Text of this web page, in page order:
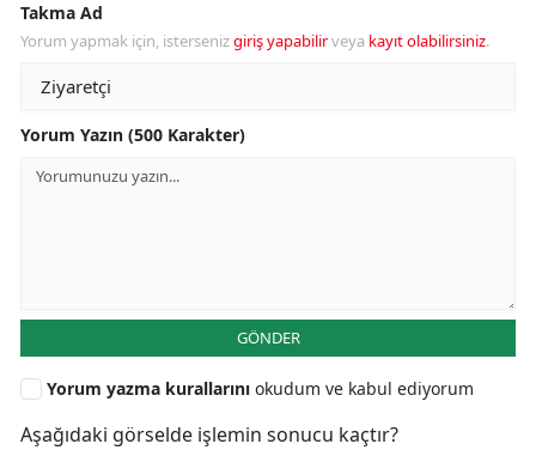
Takma Ad
Yorum yapmak için, istersenizgiriş yapabilirveya kayıt olabilirsiniz.
Yorum Yazın (500 Karakter)
GÖNDER
Yorum yazma kurallarını okudum ve kabul ediyorum
Aşağıdaki görselde işlemin sonucu kaçtır?